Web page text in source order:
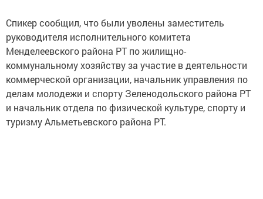
Спикер сообщил, что были уволены заместитель
руководителя исполнительного комитета
Менделеевского района РТ по жилищно-
коммунальному хозяйству за участие в деятельности
коммерческой организации, начальник управления по
делам молодежи и спорту Зеленодольского района РТ
и начальник отдела по физической культуре, спорту и
туризму Альметьевского района РТ.